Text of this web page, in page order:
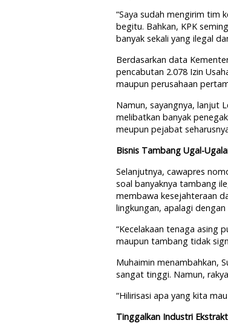
“Saya sudah mengirim tim
begitu. Bahkan, KPK
banyak sekali yang ilegal
Berdasarkan data
pencabutan 2.078 Izin
maupun perusahaan
Namun, sayangnya, lanjut
melibatkan banyak penegak
meupun pejabat
Bisnis Tambang Ugal-
Selanjutnya, cawapres
soal banyaknya tambang
membawa kesejahteraan
lingkungan, apalagi
“Kecelakaan tenaga asing
maupun tambang tidak
Muhaimin menambahkan,
sangat tinggi. Namun,
“Hilirisasi apa yang kita
Tinggalkan Industri